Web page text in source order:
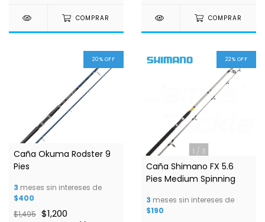
COMPRAR COMPRAR
1/ 7
20% OFF
Caña Okuma Rodster 9
Pies
3 meses sin intereses de
$400
$1,495 $1,200
1 / 3
22% OFF
Caña Shimano FX 5.6
Pies Medium Spinning
3 meses sin intereses de
$190